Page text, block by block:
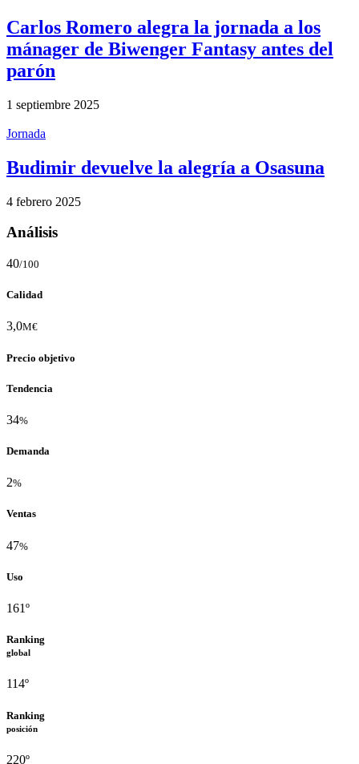
Carlos Romero alegra la jornada a los
mánager de Biwenger Fantasy antes del
parón
1 septiembre 2025
Jornada
Budimir devuelve la alegría a Osasuna
4 febrero 2025
Análisis
40/100
Calidad
3,0M€
Precio objetivo
Tendencia
34%
Demanda
2%
Ventas
47%
Uso
161º
Ranking
global
114º
Ranking
posición
220º